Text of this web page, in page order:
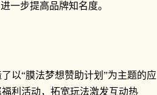
一步提高品牌知名度。
以“膜法梦想赞助计划”为主题的应
利活动，拓宽玩法激发互动热